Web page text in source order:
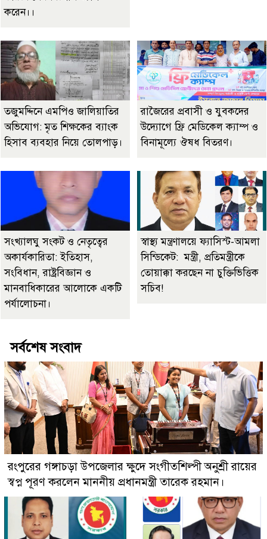
করেন।।
তজুমদ্দিনে এমপিও জালিয়াতির
অভিযোগ: মৃত শিক্ষকের ব্যাংক
হিসাব ব্যবহার নিয়ে তোলপাড়।
রাজৈরের‌ প্রবাসী ও যুবকদের
উদ্যোগে ফ্রি মেডিকেল ক্যাম্প ও
বিনামূল্যে ঔষধ বিতরণ।
সংখ্যালঘু সংকট ও নেতৃত্বের
অকার্যকারিতা: ইতিহাস,
সংবিধান, রাষ্ট্রবিজ্ঞান ও
মানবাধিকারের আলোকে একটি
পর্যালোচনা।
স্বাস্থ্য মন্ত্রণালয়ে ফ্যাসিস্ট-আমলা
সিন্ডিকেট: মন্ত্রী, প্রতিমন্ত্রীকে
তোয়াক্কা করছেন না চুক্তিভিত্তিক
সচিব!
সর্বশেষ সংবাদ
রংপুরের গঙ্গাচড়া উপজেলার ক্ষুদে সংগীতশিল্পী অনুশ্রী রায়ের
স্বপ্ন পূরণ করলেন মাননীয় প্রধানমন্ত্রী তারেক রহমান।